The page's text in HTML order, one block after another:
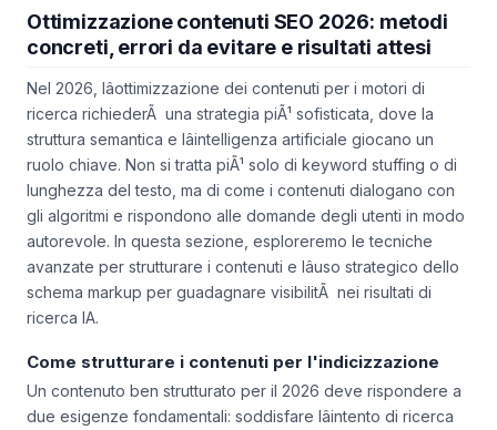
l'estate?".
concreti, errori da evitare e risultati attesi
Nel 2026, lâottimizzazione dei contenuti per i motori di
ricerca richiederÃ una strategia piÃ¹ sofisticata, dove la
struttura semantica e lâintelligenza artificiale giocano un
ruolo chiave. Non si tratta piÃ¹ solo di keyword stuffing o di
lunghezza del testo, ma di come i contenuti dialogano con
gli algoritmi e rispondono alle domande degli utenti in modo
autorevole. In questa sezione, esploreremo le tecniche
avanzate per strutturare i contenuti e lâuso strategico dello
ricerca IA.
Come strutturare i contenuti per l'indicizzazione